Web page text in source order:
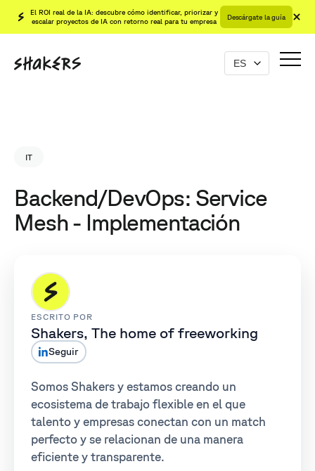
El ROI real de la IA: descubre cómo identificar, priorizar y
escalar proyectos de IA con retorno real para tu empresa
Descárgate la guía
IT
Backend/DevOps: Service
Mesh - Implementación
ESCRITO POR
Shakers, The home of freeworking
Seguir
Somos Shakers y estamos creando un
ecosistema de trabajo flexible en el que
talento y empresas conectan con un match
perfecto y se relacionan de una manera
eficiente y transparente.